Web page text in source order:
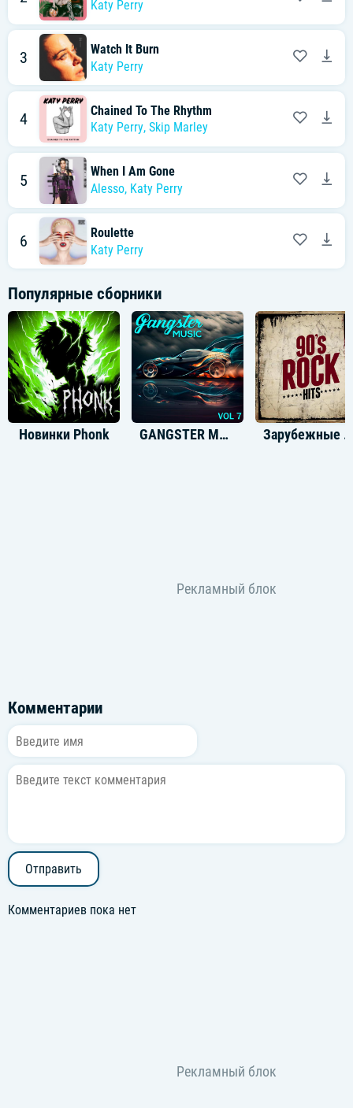
Katy Perry
3
Watch It Burn
Katy Perry
4
Chained To The Rhythm
Katy Perry, Skip Marley
5
When I Am Gone
Alesso, Katy Perry
6
Roulette
Katy Perry
Популярные сборники
Новинки Phonk GANGSTER MUSIC, Vol. 7 Зарубежные рок-хиты 90-х
Комментарии
Отправить
Комментариев пока нет